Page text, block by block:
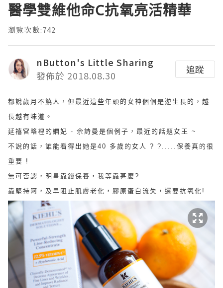
醫學雙維他命C抗氧亮活精華
瀏覽次數:742
nButton's Little Sharing
發佈於 2018.08.30
追蹤
都說歲月不饒人，但最近這些年頭的女神個個是逆生長的，越
長越有味道。
延禧宮略裡的嫻妃 - 佘詩曼是個例子，最近的話題女王 ~
不說的話，誰能看得出她是40 多歲的女人 ? ?.....保養真的很
重要 !
無可否認，明星靠錢保養，我等靠甚麼?
靠堅持阿，及早阻止肌膚老化，膠原蛋白流失，還要抗氧化!